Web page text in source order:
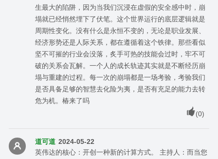
生最大的陷阱，因为当我们沉浸在虚假的安全感中时，崩
塌就已经悄然埋下了伏笔。这个世界运行的底层逻辑就是
周期性变化。没有什么是永恒不变的，无论是职业发展、
经济形势还是人际关系，都在遵循着这个铁律。那些看似
坚不可摧的行业会没落，炙手可热的技能会过时，牢不可
破的关系会瓦解。一个人的成长轨迹其实就是不断经历崩
塌与重建的过程。每一次的崩塌都是一场考验，考验我们
是否具备足够的智慧去化险为夷，是否有充足的能力去转
危为机。椿来了吗
(0)
道可道 2024-05-22
英伟达的核心：开创一种新的计算方式。 主持人：而当您